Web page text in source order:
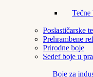
Tečne
Poslastičarske
Prehrambene
Prirodne boje
Sedef boje u
Boje za